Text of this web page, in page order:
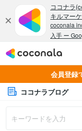
会員登録
ココナラブログ